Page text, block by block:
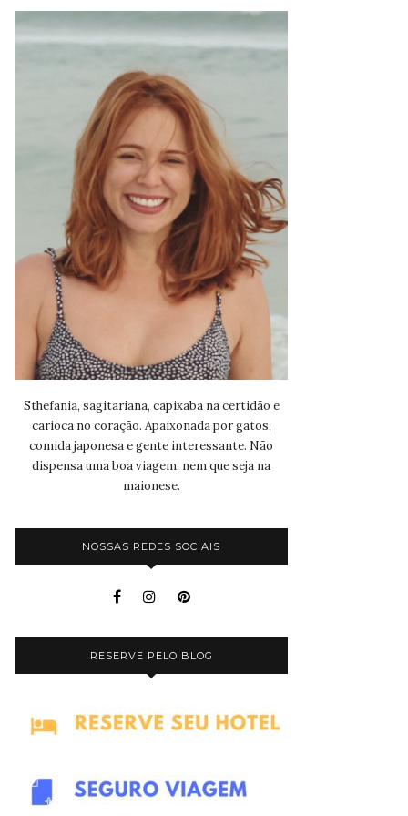
Sthefania, sagitariana, capixaba na certidão e
carioca no coração. Apaixonada por gatos,
comida japonesa e gente interessante. Não
dispensa uma boa viagem, nem que seja na
maionese.
NOSSAS REDES SOCIAIS
RESERVE PELO BLOG